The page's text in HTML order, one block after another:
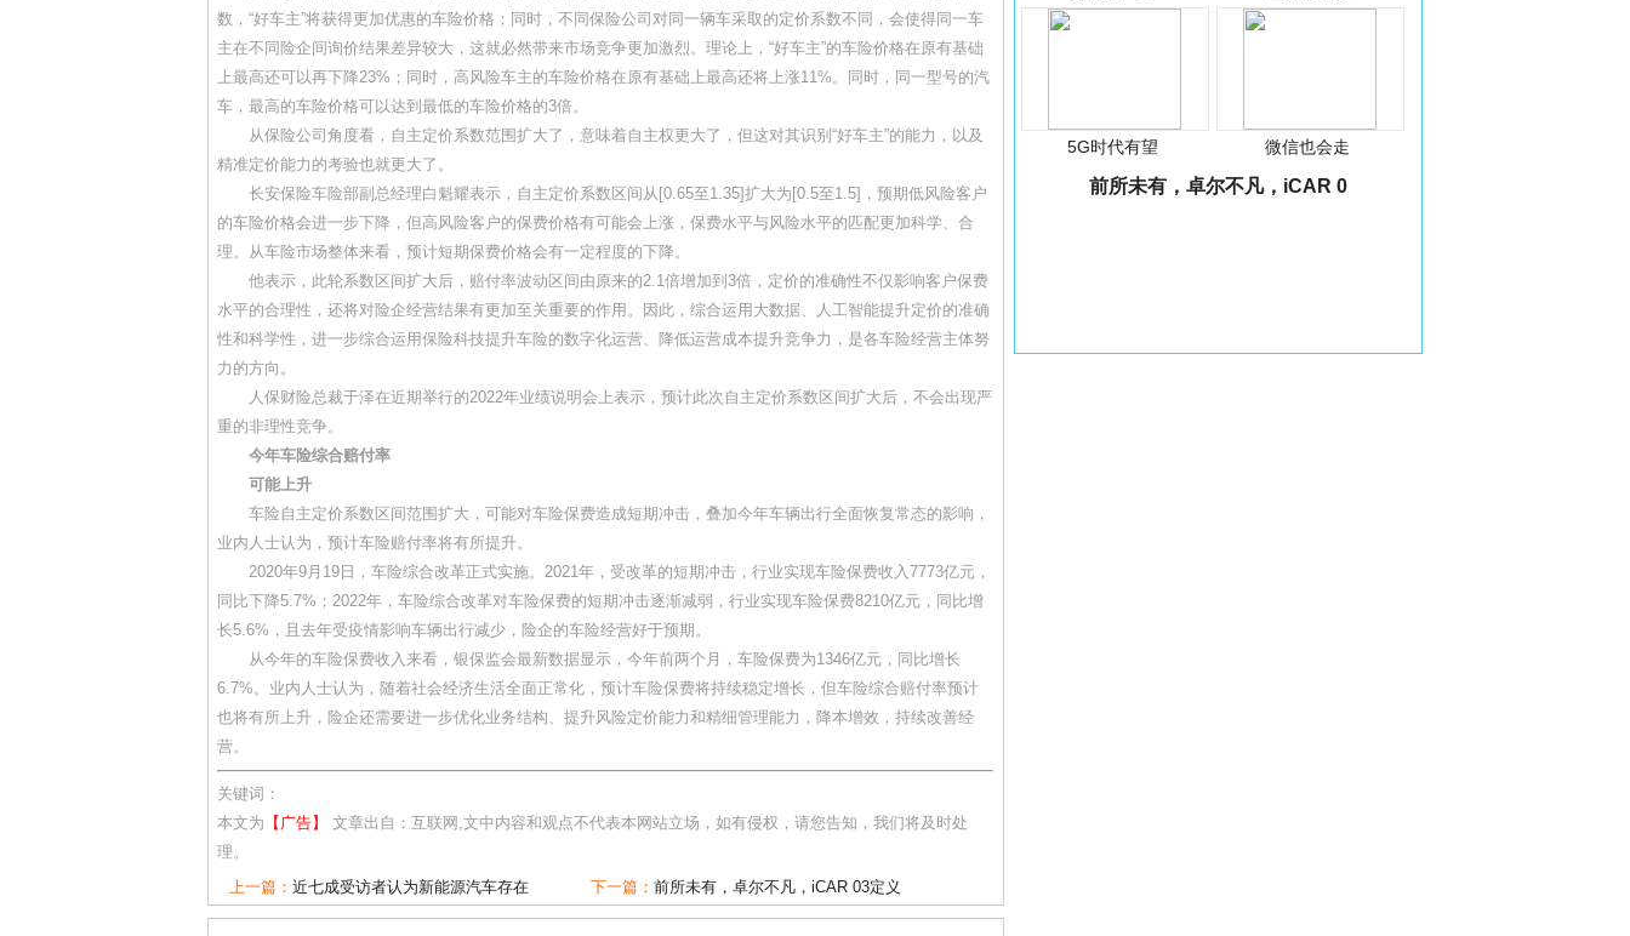
数，“好车主”将获得更加优惠的车险价格；同时，不同保险公司对同一辆车采取的定价系数不同，会使得同一车
主在不同险企间询价结果差异较大，这就必然带来市场竞争更加激烈。理论上，“好车主”的车险价格在原有基础
上最高还可以再下降23%；同时，高风险车主的车险价格在原有基础上最高还将上涨11%。同时，同一型号的汽
车，最高的车险价格可以达到最低的车险价格的3倍。
从保险公司角度看，自主定价系数范围扩大了，意味着自主权更大了，但这对其识别“好车主”的能力，以及
精准定价能力的考验也就更大了。
长安保险车险部副总经理白魁耀表示，自主定价系数区间从[0.65至1.35]扩大为[0.5至1.5]，预期低风险客户
的车险价格会进一步下降，但高风险客户的保费价格有可能会上涨，保费水平与风险水平的匹配更加科学、合
理。从车险市场整体来看，预计短期保费价格会有一定程度的下降。
他表示，此轮系数区间扩大后，赔付率波动区间由原来的2.1倍增加到3倍，定价的准确性不仅影响客户保费
水平的合理性，还将对险企经营结果有更加至关重要的作用。因此，综合运用大数据、人工智能提升定价的准确
性和科学性，进一步综合运用保险科技提升车险的数字化运营、降低运营成本提升竞争力，是各车险经营主体努
力的方向。
人保财险总裁于泽在近期举行的2022年业绩说明会上表示，预计此次自主定价系数区间扩大后，不会出现严
重的非理性竞争。
今年车险综合赔付率
可能上升
车险自主定价系数区间范围扩大，可能对车险保费造成短期冲击，叠加今年车辆出行全面恢复常态的影响，
业内人士认为，预计车险赔付率将有所提升。
2020年9月19日，车险综合改革正式实施。2021年，受改革的短期冲击，行业实现车险保费收入7773亿元，
同比下降5.7%；2022年，车险综合改革对车险保费的短期冲击逐渐减弱，行业实现车险保费8210亿元，同比增
长5.6%，且去年受疫情影响车辆出行减少，险企的车险经营好于预期。
从今年的车险保费收入来看，银保监会最新数据显示，今年前两个月，车险保费为1346亿元，同比增长
6.7%。业内人士认为，随着社会经济生活全面正常化，预计车险保费将持续稳定增长，但车险综合赔付率预计
也将有所上升，险企还需要进一步优化业务结构、提升风险定价能力和精细管理能力，降本增效，持续改善经
营。
关键词：
本文为 【广告】
文章出自：互联网,文中内容和观点不代表本网站立场，如有侵权，请您告知，我们将及时处
理。
上一篇： 近七成受访者认为新能源汽车存在 下一篇： 前所未有，卓尔不凡，iCAR 03定义
5G时代有望 微信也会走
前所未有，卓尔不凡，iCAR 0